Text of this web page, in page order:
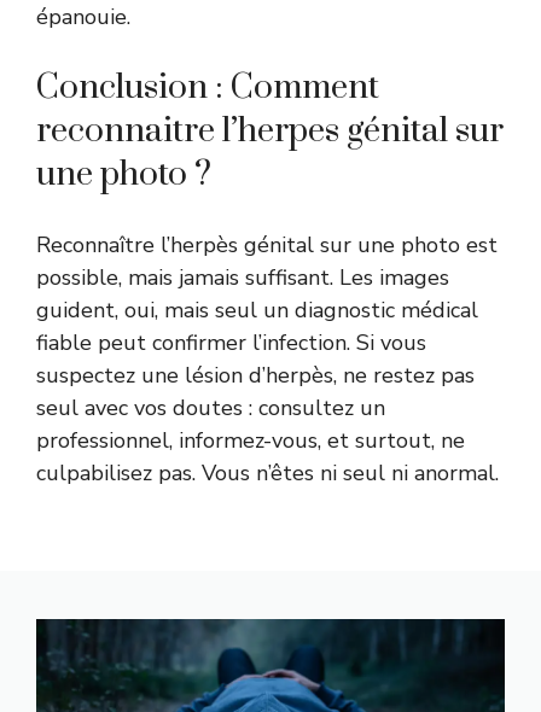
épanouie.
Conclusion : Comment
reconnaitre l’herpes génital sur
une photo ?
Reconnaître l’herpès génital sur une photo est
possible, mais jamais suffisant. Les images
guident, oui, mais seul un diagnostic médical
fiable peut confirmer l’infection. Si vous
suspectez une lésion d’herpès, ne restez pas
seul avec vos doutes : consultez un
professionnel, informez-vous, et surtout, ne
culpabilisez pas. Vous n’êtes ni seul ni anormal.